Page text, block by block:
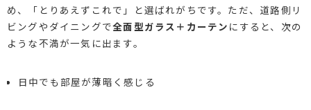
め、「とりあえずこれで」と選ばれがちです。ただ、道路側リ
ビングやダイニングで全面型ガラス＋カーテン にすると、次の
ような不満が一気に出ます。
日中でも部屋が薄暗く感じる